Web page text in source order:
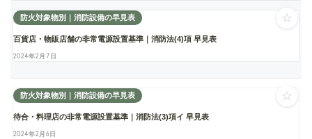
防火対象物別｜消防設備の早見表
百貨店・物販店舗の非常電源設置基準｜消防法(4)項 早見表
2024年2月7日
☆
防火対象物別｜消防設備の早見表
待合・料理店の非常電源設置基準｜消防法(3)項イ 早見表
2024年2月6日
☆